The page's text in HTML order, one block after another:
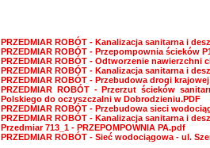
PRZEDMIAR ROBÓT - Kanalizacja sanitarna i
PRZEDMIAR ROBÓT - Przepompownia ścieków
PRZEDMIAR ROBÓT - Odtworzenie
PRZEDMIAR ROBÓT - Kanalizacja sanitarna i
PRZEDMIAR ROBÓT - Przebudowa drogi
PRZEDMIAR ROBÓT - Przerzut ścieków
Polskiego do oczyszczalni w Dobrodzieniu.PDF
PRZEDMIAR ROBÓT - Przebudowa sieci
PRZEDMIAR ROBÓT - Kanalizacja sanitarna i
Przedmiar 713_1 - PRZEPOMPOWNIA PA.pdf
PRZEDMIAR ROBÓT - Sieć wodociągowa - ul.